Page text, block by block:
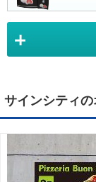
サインシティ